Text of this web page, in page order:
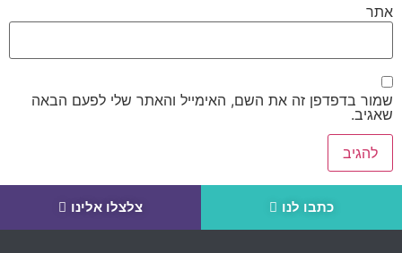
אתר
שמור בדפדפן זה את השם, האימייל והאתר שלי לפעם הבאה
שאגיב.
כתבו לנו צלצלו אלינו